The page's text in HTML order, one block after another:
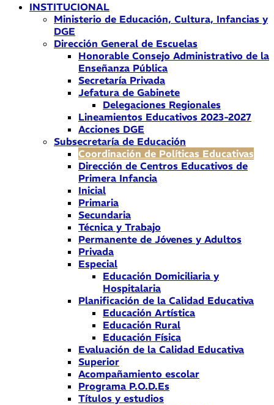
INSTITUCIONAL
Ministerio de Educación, Cultura, Infancias y
DGE
Dirección General de Escuelas
Honorable Consejo Administrativo de la
Enseñanza Pública
Secretaría Privada
Jefatura de Gabinete
Delegaciones Regionales
Lineamientos Educativos 2023-2027
Acciones DGE
Subsecretaría de Educación
Coordinación de Políticas Educativas
Dirección de Centros Educativos de
Primera Infancia
Inicial
Primaria
Secundaria
Técnica y Trabajo
Permanente de Jóvenes y Adultos
Privada
Especial
Educación Domiciliaria y
Hospitalaria
Planificación de la Calidad Educativa
Educación Artística
Educación Rural
Educación Física
Evaluación de la Calidad Educativa
Superior
Acompañamiento escolar
Programa P.O.D.Es
Títulos y estudios